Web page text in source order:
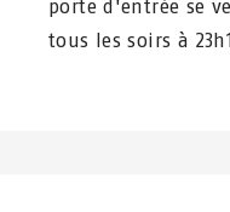
porte d'entrée se
tous les soirs à